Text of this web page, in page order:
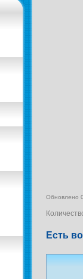
Обновлено
Есть